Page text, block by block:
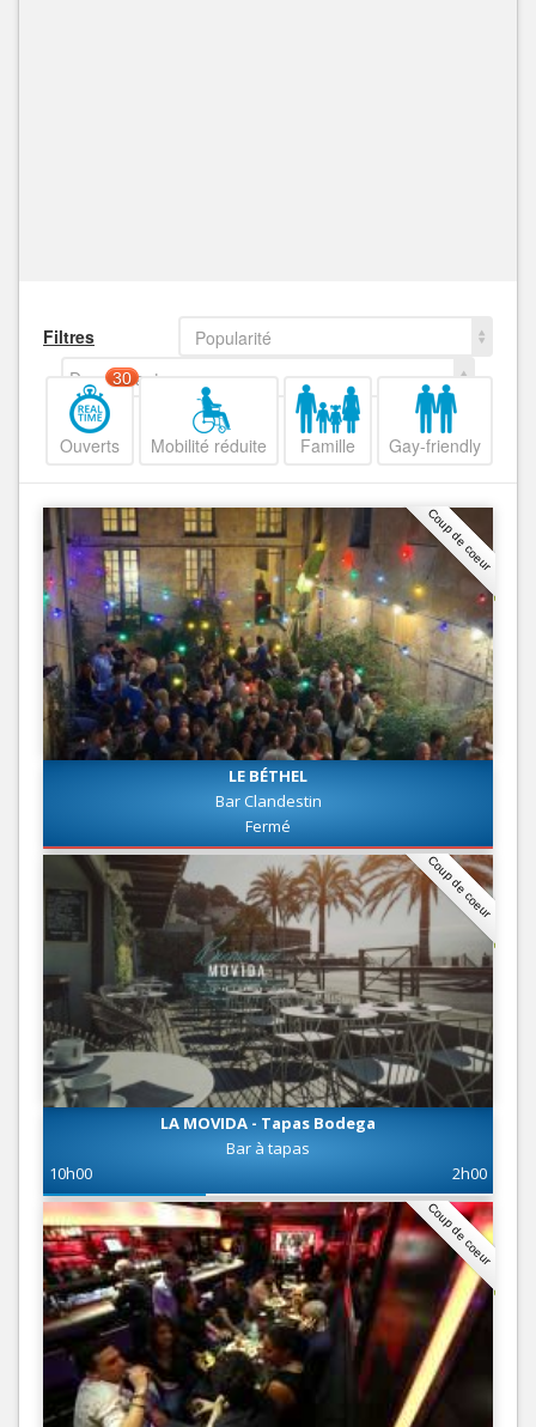
Filtres
Popularité
Decroissant
Ouverts
30
Mobilité réduite Famille Gay-friendly
Coup de coeur
LE BÉTHEL
Bar Clandestin
Fermé
Coup de coeur
LA MOVIDA - Tapas Bodega
Bar à tapas
10h00
2h00
Coup de coeur